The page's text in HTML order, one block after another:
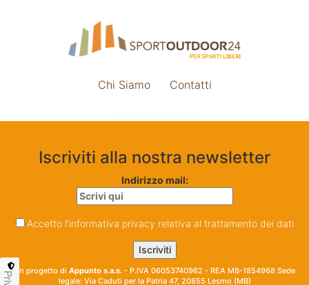
Chi Siamo Contatti
Iscriviti alla nostra newsletter
Indirizzo mail:
Accetto l'informativa privacy relativa al trattamento dei dati
Un progetto di Appunto s.a.s. - P.IVA 06053740962 - REA MB-1854968 Sede
legale: Via Caduti per la Patria 47, 20855 Lesmo (MB)